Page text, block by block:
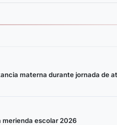
materna durante jornada de
merienda escolar 2026